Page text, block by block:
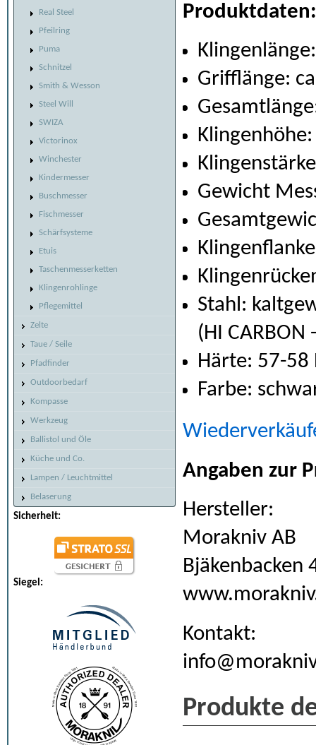
Real Steel
Pfeilring
Puma
Schnitzel
Smith & Wesson
Steel Will
SWIZA
Victorinox
Winchester
Kindermesser
Buschmesser
Fischmesser
Schärfsysteme
Etuis
Taschenmesserketten
Klingenrohlinge
Pflegemittel
Zelte
Taue / Seile
Pfadfinder
Outdoorbedarf
Kompasse
Werkzeug
Ballistol und Öle
Küche und Co.
Lampen / Leuchtmittel
Belaserung
Sicherheit:
Siegel:
Produktdaten:
Grifflänge:
Gewicht
Stahl:
(HI CARBON
Härte: 57-58
Farbe:
Angaben zur
Hersteller:
Morakniv AB
Bjäkenbacken
Kontakt:
Produkte